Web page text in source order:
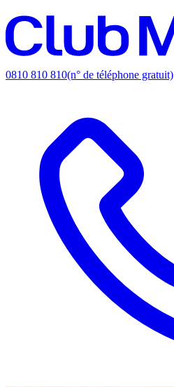
0810 810 810(n° de téléphone gratuit)